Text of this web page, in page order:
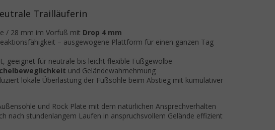
Trailläuferin
/ 28 mm im Vorfuß mit Drop 4 mm
– ausgewogene Plattform für einen ganzen Tag
geeignet für neutrale bis leicht flexible Fußgewölbe
und Geländewahrnehmung
lokale Überlastung der Fußsohle beim Abstieg mit kumulativer
und Rock Plate mit dem natürlichen Ansprechverhalten
nach stundenlangem Laufen in anspruchsvollem Gelände effizient